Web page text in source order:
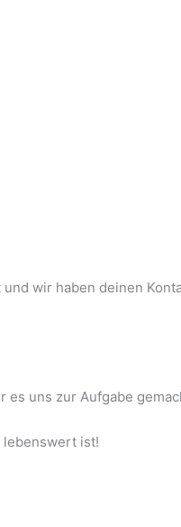
wir haben deinen
es uns zur Aufgabe
lebenswert ist!